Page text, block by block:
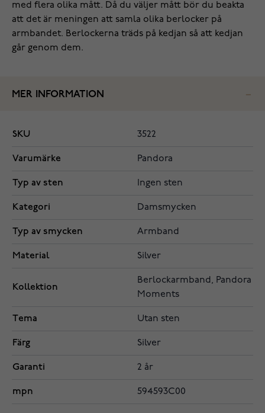
med flera olika mått. Då du väljer mått bör du beakta
att det är meningen att samla olika berlocker på
armbandet. Berlockerna träds på kedjan så att kedjan
går genom dem.
MER INFORMATION
SKU 3522
Varumärke Pandora
Typ av sten Ingen sten
Kategori Damsmycken
Typ av smycken Armband
Material Silver
Kollektion
Berlockarmband, Pandora
Moments
Tema Utan sten
Färg Silver
Garanti 2 år
mpn 594593C00